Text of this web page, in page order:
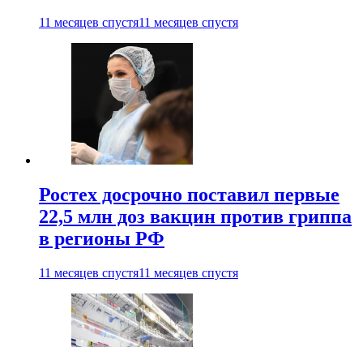
11 месяцев спустя11 месяцев спустя
Ростех досрочно поставил первые
22,5 млн доз вакцин против гриппа
в регионы РФ
11 месяцев спустя11 месяцев спустя